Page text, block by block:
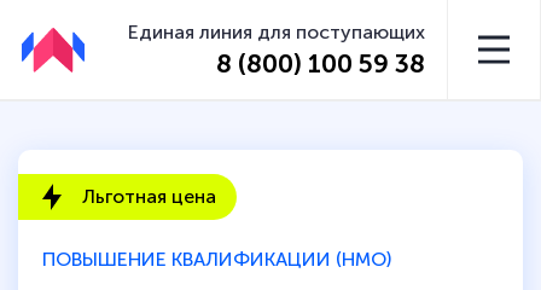
Единая линия для поступающих
8 (800) 100 59 38
ПОВЫШЕНИЕ КВАЛИФИКАЦИИ (НМО)
Льготная цена